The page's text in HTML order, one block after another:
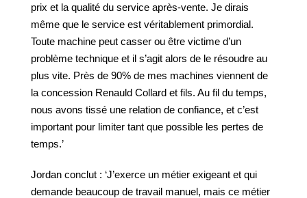
prix et la qualité du service après-vente. Je dirais
même que le service est véritablement primordial.
Toute machine peut casser ou être victime d’un
problème technique et il s’agit alors de le résoudre au
plus vite. Près de 90% de mes machines viennent de
la concession Renauld Collard et fils. Au fil du temps,
nous avons tissé une relation de confiance, et c’est
important pour limiter tant que possible les pertes de
temps.’
Jordan conclut : ‘J’exerce un métier exigeant et qui
demande beaucoup de travail manuel, mais ce métier